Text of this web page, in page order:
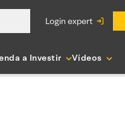
login expert
a Investir Vídeos